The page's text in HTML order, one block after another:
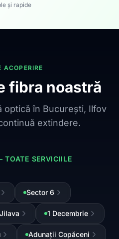
și rapide
ACOPERIRE
fibra noastră
optică în București, Ilfov
extindere.
TOATE SERVICIILE
Sector 6
Jilava 1 Decembrie
Adunații Copăceni